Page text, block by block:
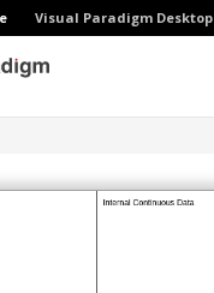
Visual Paradigm Desktop